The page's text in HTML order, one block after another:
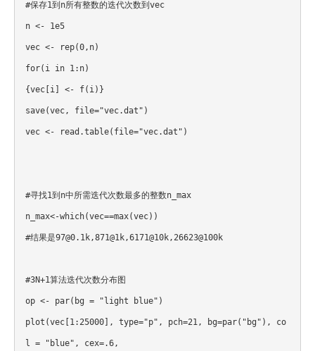
#保存1到n所有整数的迭代次数到vec
n <- 1e5
vec <- rep(0,n)
for(i in 1:n)
{vec[i] <- f(i)}
save(vec, file="vec.dat")
vec <- read.table(file="vec.dat")
#寻找1到n中所需迭代次数最多的整数n_max
n_max<-which(vec==max(vec))
#结果是97@0.1k,871@1k,6171@10k,26623@100k
#3N+1算法迭代次数分布图
op <- par(bg = "light blue")
plot(vec[1:25000], type="p", pch=21, bg=par("bg"), co
l = "blue", cex=.6,